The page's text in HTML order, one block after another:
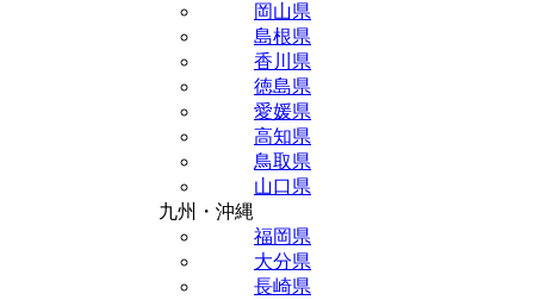
岡山県
島根県
香川県
徳島県
愛媛県
高知県
鳥取県
山口県
九州・沖縄
福岡県
大分県
長崎県